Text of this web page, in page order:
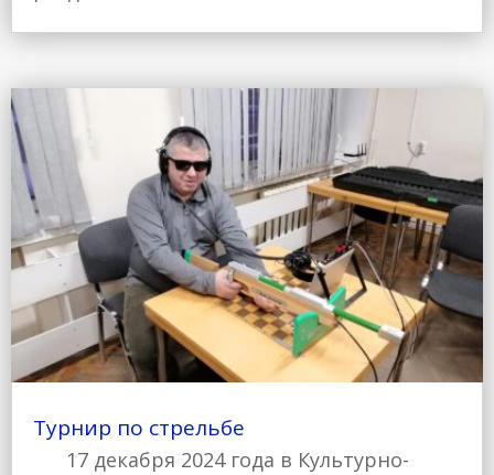
Турнир по стрельбе
17 декабря 2024 года в Культурно-